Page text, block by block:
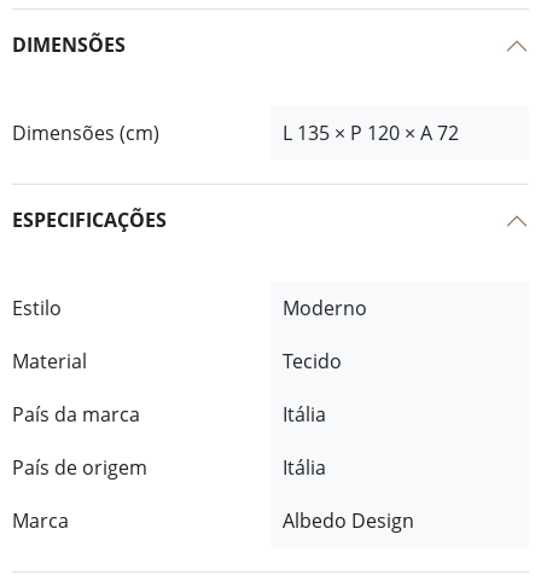
DIMENSÕES
Dimensões (cm) L 135 × P 120 × A 72
ESPECIFICAÇÕES
Estilo
Moderno
Material
Tecido
País da marca
Itália
País de origem
Itália
Marca
Albedo Design